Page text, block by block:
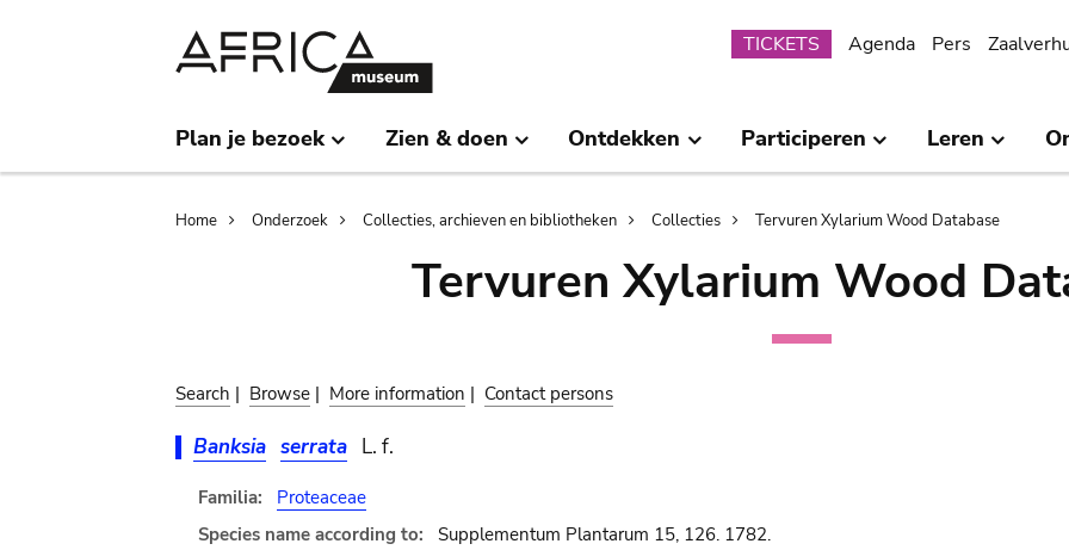
Submenu
TICKETS Agenda Pers
Plan je bezoek Zien & doen Ontdekken Participeren Leren
Breadcrumb
Home Onderzoek Collecties, archieven en bibliotheken Collecties Tervuren Xylarium Wood Database
Tervuren Xylarium Wood
Search | Browse | More information | Contact persons
Banksia serrata L. f.
Familia:
Proteaceae
Species name according to:
Supplementum Plantarum 15, 126. 1782.